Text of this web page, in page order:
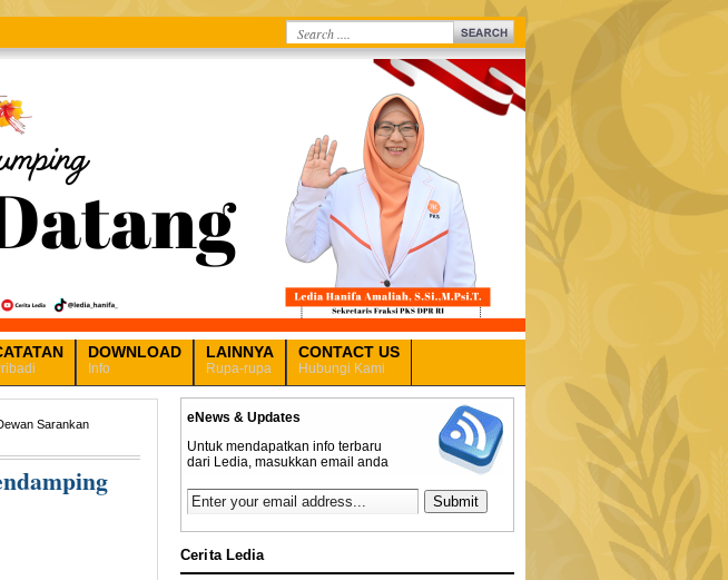
DOWNLOAD
Info
LAINNYA
Rupa-rupa
CONTACT US
Hubungi Kami
Sarankan
eNews & Updates
Untuk mendapatkan info terbaru
dari Ledia, masukkan email anda
Cerita Ledia